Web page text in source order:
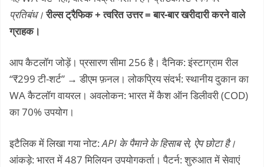
प्रतिबंध।रील्स ट्रैफिक + त्वरित उत्तर = बार-बार खरीदारी करने वाले
ग्राहक।
आप कैटलॉग जोड़ें। प्रसारण सीमा 256 है। दैनिक: इंस्टाग्राम रील
“₹299 टी-शर्ट” → डीएम फ़नल। लोकप्रिय संदर्भ: स्थानीय दुकान का
WA कैटलॉग वायरल। अवलोकन: भारत में कैश ऑन डिलीवरी (COD)
का 70% उपयोग।
इटैलिक में लिखा गया नोट:API के पैमाने के हिसाब से, ऐप छोटा है।
आंकड़े: भारत में 487 मिलियन उपयोगकर्ता। पैटर्न: शुरुआत में सेवाएं